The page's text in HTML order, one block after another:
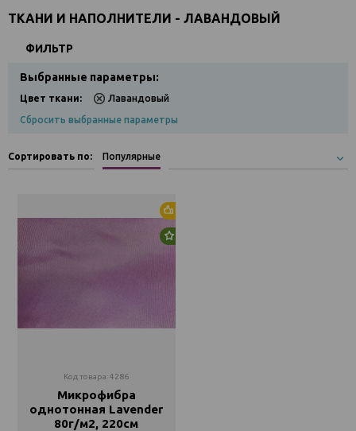
ТКАНИ И НАПОЛНИТЕЛИ - ЛАВАНДОВЫЙ
ФИЛЬТР
Выбранные параметры:
Цвет ткани: Лавандовый
Сбросить выбранные параметры
Сортировать по: Популярные
Код товара: 4286
Микрофибра
однотонная Lavender
80г/м2, 220см